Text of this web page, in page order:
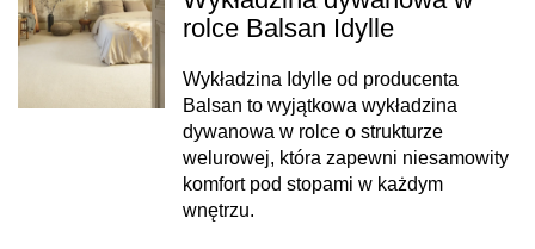
rolce Balsan Idylle
Wykładzina Idylle od producenta
Balsan to wyjątkowa wykładzina
dywanowa w rolce o strukturze
welurowej, która zapewni niesamowity
komfort pod stopami w każdym
wnętrzu.